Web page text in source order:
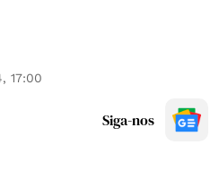
17:00
Siga-nos